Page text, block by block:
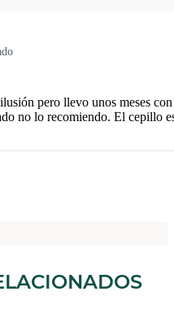
pero llevo unos meses
no lo recomiendo. El cepillo